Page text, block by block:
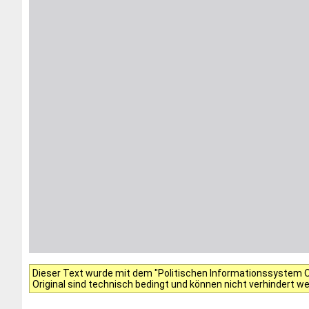
Dieser Text wurde mit dem "Politischen Informationssystem
Original sind technisch bedingt und können nicht verhindert